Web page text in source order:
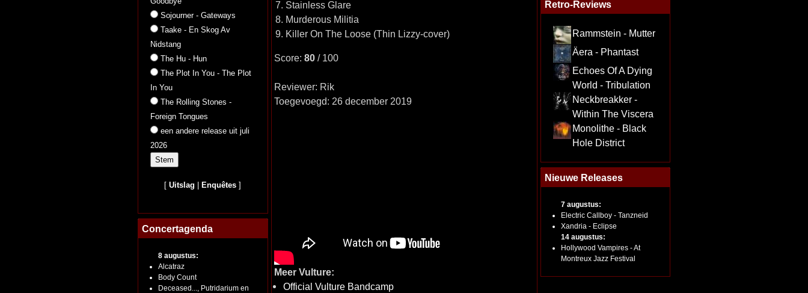
Sojourner - Gateways
Taake - En Skog Av
Nidstang
The Hu - Hun
The Plot In You - The Plot
In You
The Rolling Stones -
Foreign Tongues
een andere release uit juli
2026
[Uitslag Enquêtes ]
Concertagenda
8 augustus:
Alcatraz
Body Count
Deceased..., Putridarium en
7. Stainless Glare
8. Murderous Militia
9. Killer On The Loose (Thin Lizzy-cover)
Score: 80/ 100
Reviewer: Rik
Toegevoegd: 26 december 2019
Meer Vulture:
Official Vulture Bandcamp
Retro-Reviews
Rammstein - Mutter
Äera - Phantast
Echoes Of A Dying
World - Tribulation
Neckbreakker -
Within The Viscera
Monolithe - Black
Hole District
Nieuwe Releases
7 augustus:
Electric Callboy - Tanzneid
Xandria - Eclipse
14 augustus:
Hollywood Vampires - At
Montreux Jazz Festival